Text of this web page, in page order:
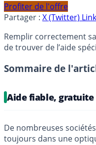
Profiter de l'offre
Partager : X (Twitter)
Remplir correctement
de trouver de l’aide
Sommaire de
Aide fiable,
De nombreuses
toujours dans une